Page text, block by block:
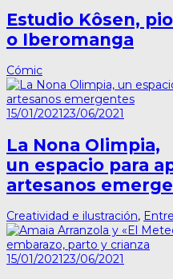
Estudio Kôsen,
o Iberomanga
Cómic
15/01/202123/06/2021
La Nona Olimpia,
un espacio para
artesanos
Creatividad e ilustración,
15/01/202123/06/2021